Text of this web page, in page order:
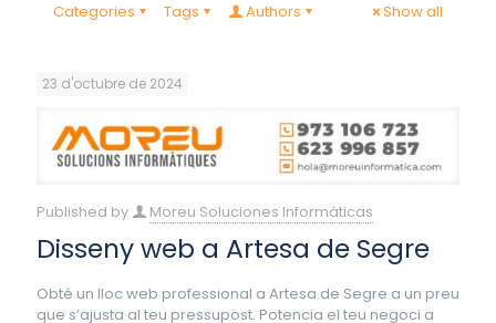
Categories Tags Authors Show all
23 d'octubre de 2024
Published by Moreu Soluciones Informáticas
Disseny web a Artesa de Segre
Obté un lloc web professional a Artesa de Segre a un preu
que s’ajusta al teu pressupost. Potencia el teu negoci a